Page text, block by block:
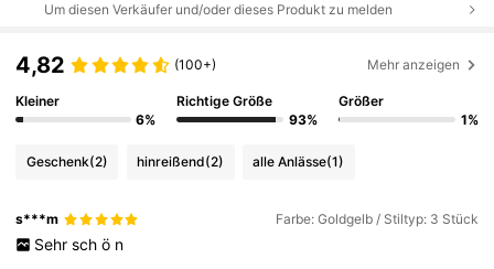
Um diesen Verkäufer und/oder dieses Produkt zu melden
4,82 (100+) Mehr anzeigen
Kleiner
6%
Richtige Größe
93%
Größer
1%
Geschenk(2) hinreißend(2) alle Anlässe(1)
s***m Farbe: Goldgelb / Stiltyp: 3 Stück
Sehr sch ö n